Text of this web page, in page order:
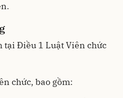
tại Điều 1 Luật Viên chức
chức, bao gồm: